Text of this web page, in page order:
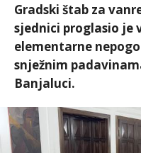
Gradski štab za
sjednici proglasio je
elementarne
snježnim
Banjaluci.